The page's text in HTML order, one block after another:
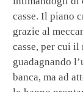
casse. Il piano
grazie al
casse, per cui
guadagnando
banca, ma ad